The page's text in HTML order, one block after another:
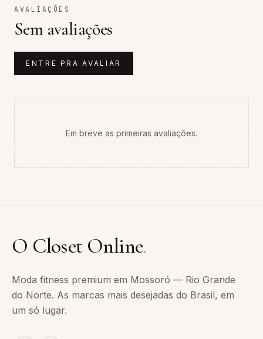
AVALIAÇÕES
Sem avaliações
ENTRE PRA AVALIAR
Em breve as primeiras avaliações.
O Closet Online.
Moda fitness premium em Mossoró — Rio Grande
do Norte. As marcas mais desejadas do Brasil, em
um só lugar.